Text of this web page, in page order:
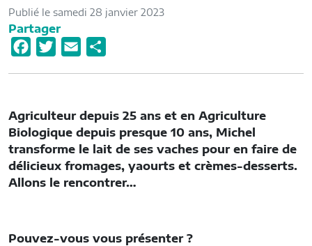
Publié le samedi 28 janvier 2023
Partager
b
o
o
k
t
e
r
l
a
g
e
r
Agriculteur depuis 25 ans et en Agriculture
Biologique depuis presque 10 ans, Michel
transforme le lait de ses vaches pour en faire de
délicieux fromages, yaourts et crèmes-desserts.
Allons le rencontrer…
Pouvez-vous vous présenter ?